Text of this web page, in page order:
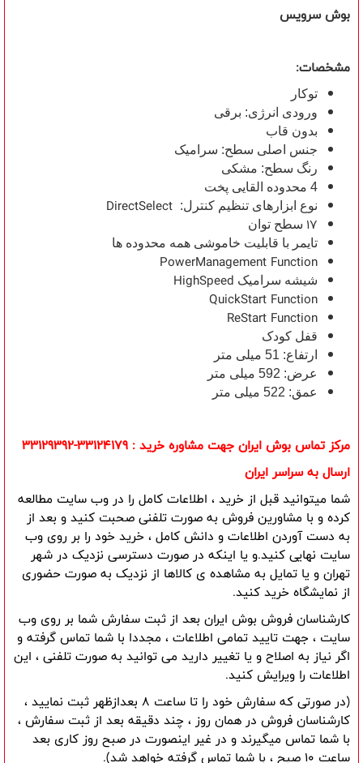
بوش سرویس
مشخصات:
توکار
ورودی انرژی: برقی
بدون قاب
جنس اصلی سطح: سرامیک
رنگ سطح: مشکی
4 محدوده القایی پخت
نوع ابزارهای تنظیم کنترل: DirectSelect
17 سطح توان
تایمر با قابلیت خاموشی همه محدوده ها
PowerManagement Function
شیشه سرامیک HighSpeed
QuickStart Function
ReStart Function
قفل کودک
ارتفاع: 51 میلی متر
عرض: 592 میلی متر
عمق: 522 میلی متر
مرکز تماس بوش ایران جهت مشاوره خرید : 33124179-33129392
ارسال به سراسر ایران
از نمایشگاه خرید کنید.
اطلاعات را ویرایش کنید.
ساعت 10 صبح ، با شما تماس گرفته خواهد شد).